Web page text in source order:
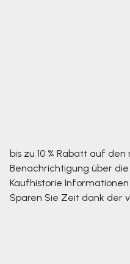
bis zu 10 % Rabatt auf
Benachrichtigung über
Kaufhistorie
Sparen Sie Zeit dank der